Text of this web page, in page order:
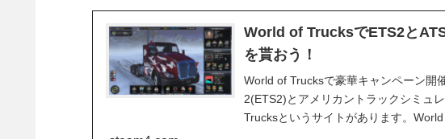
World of TrucksでETS2と
を貰おう！
World of Trucksで豪華キャンペーン開
2(ETS2)とアメリカントラックシミュ
Trucksというサイトがあります。World